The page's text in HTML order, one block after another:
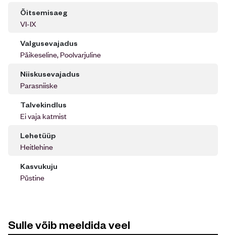
Õitsemisaeg
VI-IX
Valgusevajadus
Päikeseline, Poolvarjuline
Niiskusevajadus
Parasniiske
Talvekindlus
Ei vaja katmist
Lehetüüp
Heitlehine
Kasvukuju
Püstine
Sulle võib meeldida veel